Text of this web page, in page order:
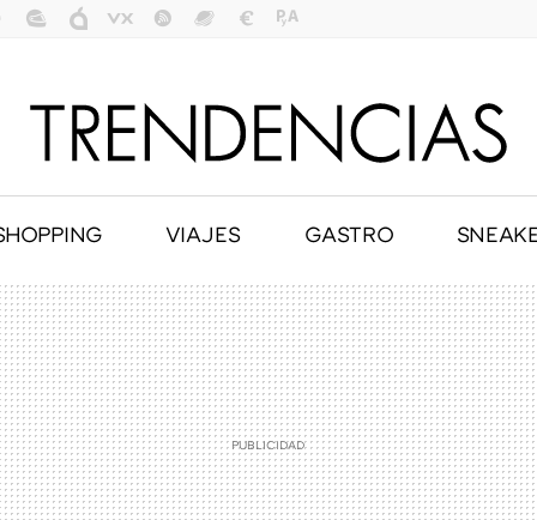
VIAJES GASTRO